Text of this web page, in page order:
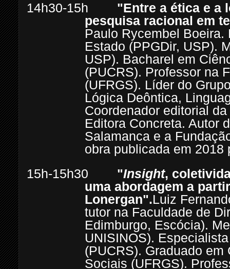
14h30-15h "Entre a ética e a
pesquisa racional em
Paulo Rycembel Boeira.
Estado (PPGDir, USP).
USP). Bacharel em
(PUCRS). Professor na
(UFRGS). Líder do
Lógica Deôntica,
Coordenador editorial
Editora Concreta. Autor
Salamanca e a
obra publicada em 2018
15h-15h30 "Insight,
uma abordagem a
Lonergan".Luiz
tutor na Faculdade de
Edimburgo, Escócia).
UNISINOS).
(PUCRS). Graduado
Sociais (UFRGS).